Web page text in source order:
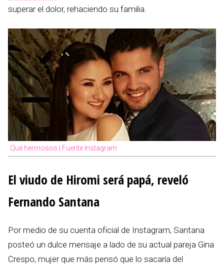
superar el dolor, rehaciendo su familia.
Qué hermosos | Fuente Instagram
El viudo de Hiromi será papá, reveló
Fernando Santana
Por medio de su cuenta oficial de Instagram, Santana
posteó un dulce mensaje a lado de su actual pareja Gina
Crespo, mujer que más pensó que lo sacaría del